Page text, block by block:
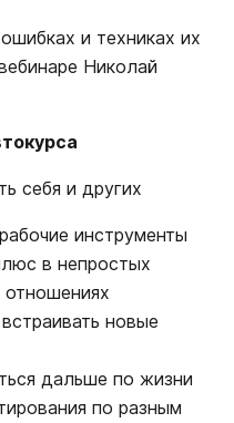
и техниках их
Николай
себя и других
инструменты
в непростых
новые
дальше по жизни
по разным